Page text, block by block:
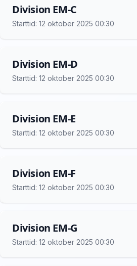
Division EM-C
Starttid: 12 oktober 2025 00:30
Division EM-D
Starttid: 12 oktober 2025 00:30
Division EM-E
Starttid: 12 oktober 2025 00:30
Division EM-F
Starttid: 12 oktober 2025 00:30
Division EM-G
Starttid: 12 oktober 2025 00:30